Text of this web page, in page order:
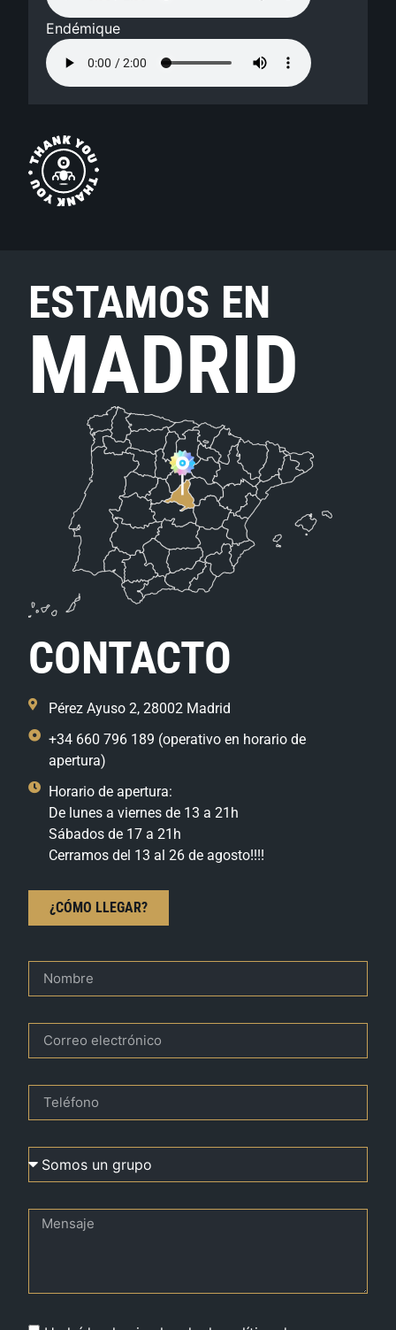
Endémique
ESTAMOS EN
MADRID
CONTACTO
Pérez Ayuso 2, 28002 Madrid
+34 660 796 189 (operativo en horario de
apertura)
Horario de apertura:
De lunes a viernes de 13 a 21h
Sábados de 17 a 21h
Cerramos del 13 al 26 de agosto!!!!
¿CÓMO LLEGAR?